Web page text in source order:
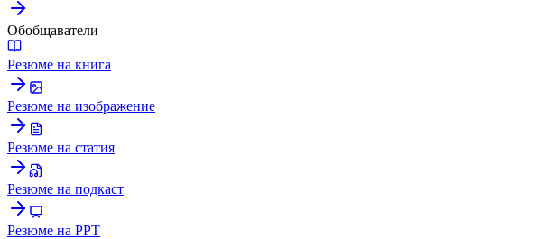
Обобщаватели
Резюме на книга
Резюме на изображение
Резюме на статия
Резюме на подкаст
Резюме на PPT